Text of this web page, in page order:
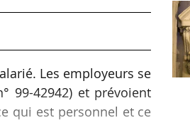
Les employeurs se
99-42942) et prévoient
qui est personnel et ce